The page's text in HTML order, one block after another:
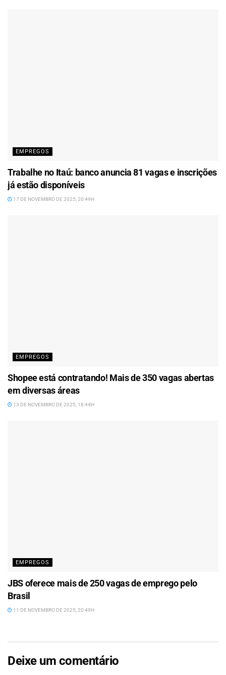
EMPREGOS
Trabalhe no Itaú: banco anuncia 81 vagas e inscrições
já estão disponíveis
17 DE NOVEMBRO DE 2025, 20:49H
EMPREGOS
Shopee está contratando! Mais de 350 vagas abertas
em diversas áreas
13 DE NOVEMBRO DE 2025, 18:44H
EMPREGOS
JBS oferece mais de 250 vagas de emprego pelo
Brasil
11 DE NOVEMBRO DE 2025, 20:49H
Deixe um comentário